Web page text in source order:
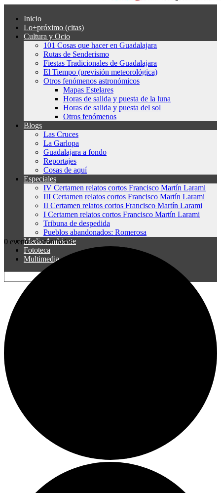
Inicio
Lo+próximo (citas)
Cultura y Ocio
101 Cosas que hacer en Guadalajara
Rutas de Senderismo
Fiestas Tradicionales de Guadalajara
El Tiempo (previsión meteorológica)
Otros fenómenos astronómicos
Mapas Estelares
Horas de salida y puesta de la luna
Horas de salida y puesta del sol
Otros fenómenos
Blogs
Las Cruces
La Garlopa
Guadalajara a fondo
Reportajes
Cosas de aquí
Especiales
IV Certamen relatos cortos Francisco Martín Larami
III Certamen relatos cortos Francisco Martín Larami
II Certamen relatos cortos Francisco Martín Larami
I Certamen relatos cortos Francisco Martín Larami
Tribuna de despedida
Pueblos abandonados: Romerosa
Medio Ambiente
Fototeca
Multimedia
0 eventos encontrados.